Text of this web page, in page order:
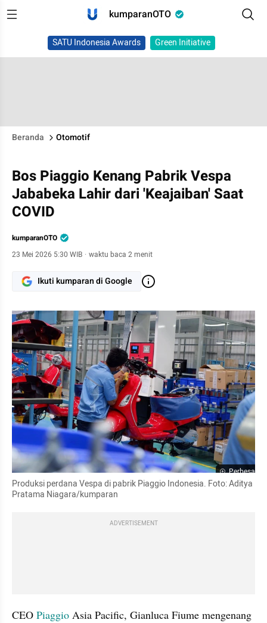
kumparanOTO
SATU Indonesia Awards Green Initiative
Beranda Otomotif
Bos Piaggio Kenang Pabrik Vespa
Jababeka Lahir dari 'Keajaiban' Saat
COVID
kumparanOTO
23 Mei 2026 5:30 WIB · waktu baca 2 menit
Ikuti kumparan di Google
Perbesar
Produksi perdana Vespa di pabrik Piaggio Indonesia. Foto: Aditya
Pratama Niagara/kumparan
ADVERTISEMENT
CEO Piaggio Asia Pacific, Gianluca Fiume mengenang